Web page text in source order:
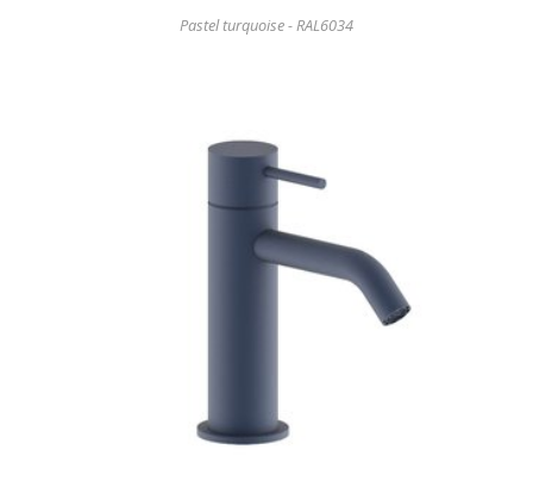
Pastel turquoise - RAL6034